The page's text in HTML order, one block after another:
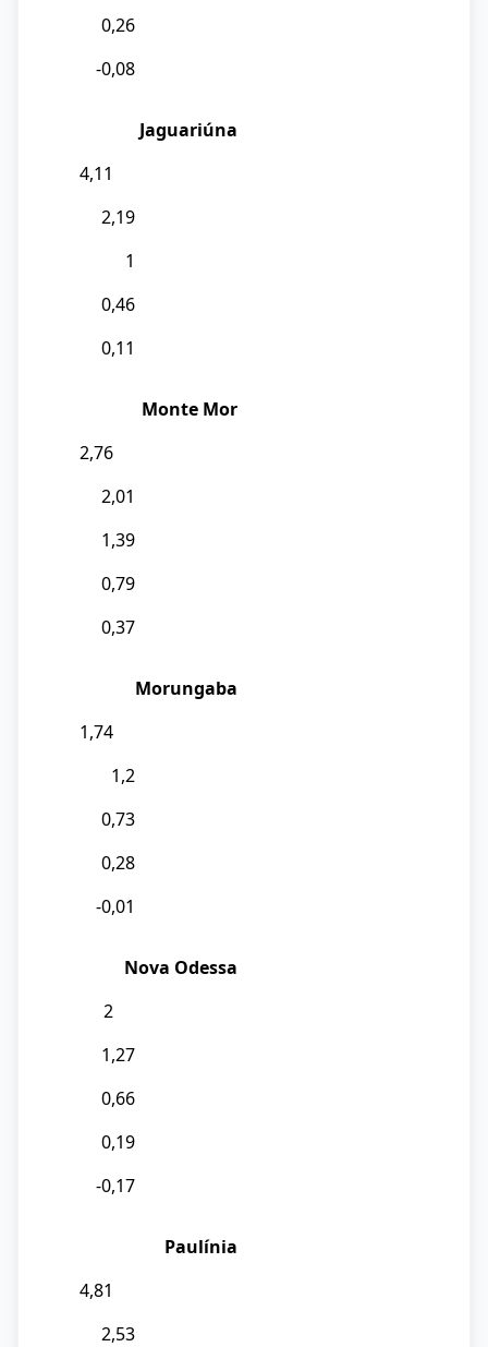
0,26
-0,08
Jaguariúna
4,11
2,19
1
0,46
0,11
Monte Mor
2,76
2,01
1,39
0,79
0,37
Morungaba
1,74
1,2
0,73
0,28
-0,01
Nova Odessa
2
1,27
0,66
0,19
-0,17
Paulínia
4,81
2,53